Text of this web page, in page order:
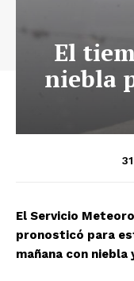
El
niebla
El Servicio
pronosticó para
mañana con niebla